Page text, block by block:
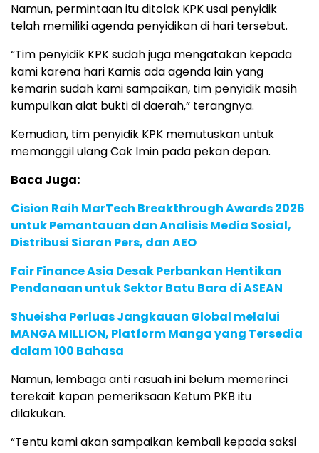
Namun, permintaan itu ditolak KPK usai penyidik
telah memiliki agenda penyidikan di hari tersebut.
“Tim penyidik KPK sudah juga mengatakan kepada
kami karena hari Kamis ada agenda lain yang
kemarin sudah kami sampaikan, tim penyidik masih
kumpulkan alat bukti di daerah,” terangnya.
Kemudian, tim penyidik KPK memutuskan untuk
memanggil ulang Cak Imin pada pekan depan.
Baca Juga:
Cision Raih MarTech Breakthrough Awards 2026
untuk Pemantauan dan Analisis Media Sosial,
Distribusi Siaran Pers, dan AEO
Fair Finance Asia Desak Perbankan Hentikan
Pendanaan untuk Sektor Batu Bara di ASEAN
Shueisha Perluas Jangkauan Global melalui
MANGA MILLION, Platform Manga yang Tersedia
dalam 100 Bahasa
Namun, lembaga anti rasuah ini belum memerinci
terekait kapan pemeriksaan Ketum PKB itu
dilakukan.
“Tentu kami akan sampaikan kembali kepada saksi